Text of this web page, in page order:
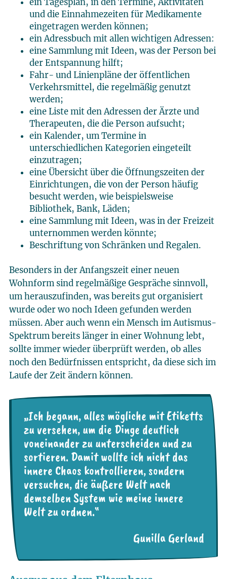
ein Tagesplan, in den Termine, Aktivitäten
und die Einnahmezeiten für Medikamente
eingetragen werden können;
ein Adressbuch mit allen wichtigen Adressen:
eine Sammlung mit Ideen, was der Person bei
der Entspannung hilft;
Fahr- und Linienpläne der öffentlichen
Verkehrsmittel, die regelmäßig genutzt
werden;
eine Liste mit den Adressen der Ärzte und
Therapeuten, die die Person aufsucht;
ein Kalender, um Termine in
unterschiedlichen Kategorien eingeteilt
einzutragen;
eine Übersicht über die Öffnungszeiten der
Einrichtungen, die von der Person häufig
besucht werden, wie beispielsweise
Bibliothek, Bank, Läden;
eine Sammlung mit Ideen, was in der Freizeit
unternommen werden könnte;
Beschriftung von Schränken und Regalen.
Besonders in der Anfangszeit einer neuen
Wohnform sind regelmäßige Gespräche sinnvoll,
um herauszufinden, was bereits gut organisiert
wurde oder wo noch Ideen gefunden werden
müssen. Aber auch wenn ein Mensch im Autismus-
Spektrum bereits länger in einer Wohnung lebt,
sollte immer wieder überprüft werden, ob alles
noch den Bedürfnissen entspricht, da diese sich im
Laufe der Zeit ändern können.
„Ich begann, alles mögliche mit Etiketts
zu versehen, um die Dinge deutlich
voneinander zu unterscheiden und zu
sortieren. Damit wollte ich nicht das
innere Chaos kontrollieren, sondern
versuchen, die äußere Welt nach
demselben System wie meine innere
Welt zu ordnen.“
Gunilla Gerland